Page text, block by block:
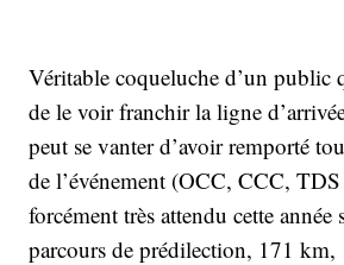
Véritable coqueluche d’un public
de le voir franchir la ligne
peut se vanter d’avoir remporté
de l’événement (OCC, CCC,
forcément très attendu cette
parcours de prédilection, 171